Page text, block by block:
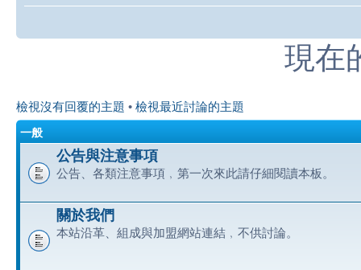
現在
檢視沒有回覆的主題 • 檢視最近討論的主題
一般
公告與注意事項
公告、各類注意事項﹐第一次來此請仔細閱讀本板。
關於我們
本站沿革、組成與加盟網站連結﹐不供討論。